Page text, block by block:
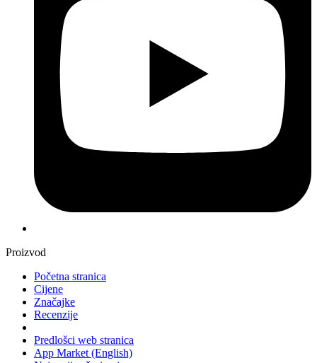
Proizvod
Početna stranica
Cijene
Značajke
Recenzije
Predlošci web stranica
App Market (English)